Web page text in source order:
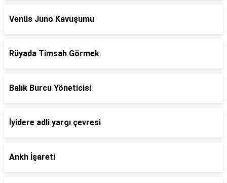
Venüs Juno Kavuşumu
Rüyada Timsah Görmek
Balık Burcu Yöneticisi
İyidere adli yargı çevresi
Ankh İşareti